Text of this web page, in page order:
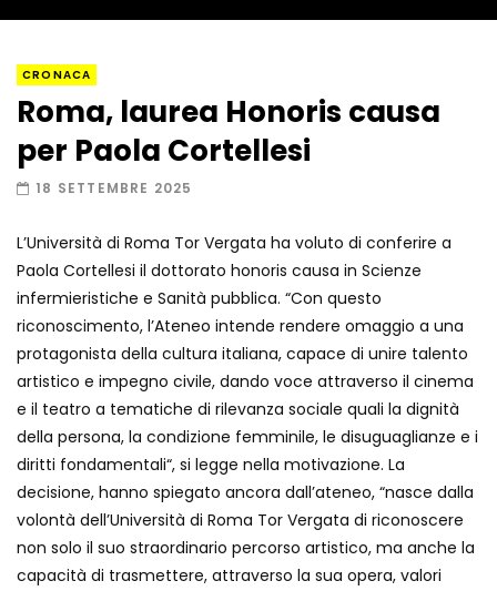
Un metro di neve in poche ore a Prato
Nevoso
Roma, la metro C diventa un museo:
ecco cosa c’è nelle nuove stazioni
Lucca, blitz della Finanza nello studio
medico abusivo
Maschere e lusso fake: blitz nella villa-
showroom
CRONACA
Roma, laurea Honoris causa
per Paola Cortellesi
18 SETTEMBRE 2025
L’Università di Roma Tor Vergata ha voluto di conferire a
Paola Cortellesi il dottorato honoris causa in Scienze
infermieristiche e Sanità pubblica. “Con questo
riconoscimento, l’Ateneo intende rendere omaggio a una
protagonista della cultura italiana, capace di unire talento
artistico e impegno civile, dando voce attraverso il cinema
e il teatro a tematiche di rilevanza sociale quali la dignità
della persona, la condizione femminile, le disuguaglianze e i
diritti fondamentali“, si legge nella motivazione. La
decisione, hanno spiegato ancora dall’ateneo, “nasce dalla
volontà dell’Università di Roma Tor Vergata di riconoscere
non solo il suo straordinario percorso artistico, ma anche la
capacità di trasmettere, attraverso la sua opera, valori